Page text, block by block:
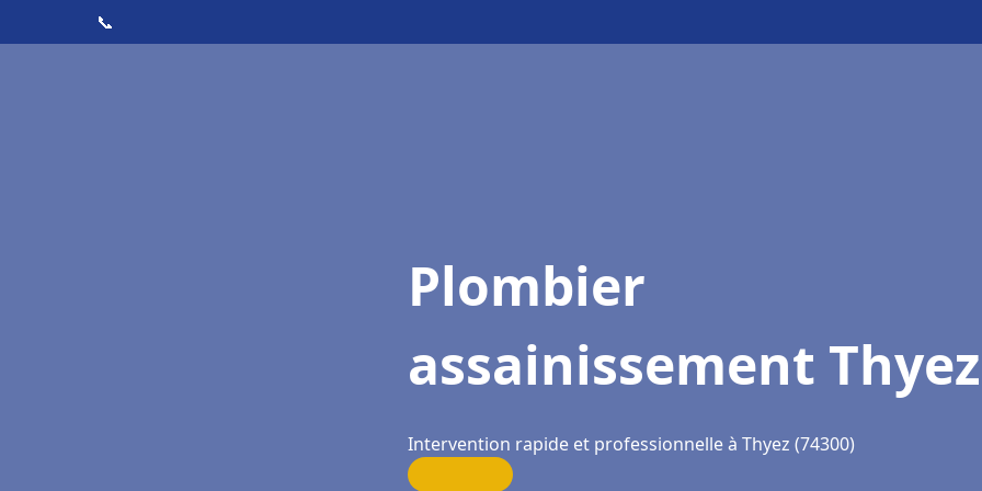
📞
Plombier
assainissement Thyez
Intervention rapide et professionnelle à Thyez (74300)